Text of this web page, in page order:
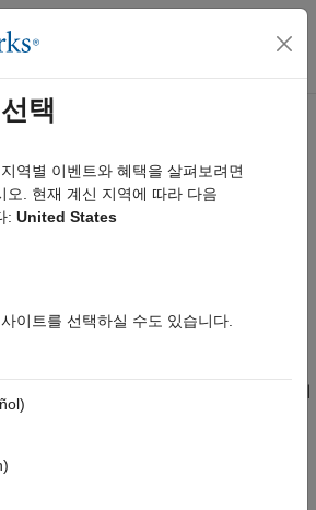
색 메뉴 토글
형으로 사전 만들기
유형의
값을 받는, 항목이 없는
택
역별 이벤트와 혜택을 살펴보려면
오. 현재 계신 지역에 따라 다음
: United States
이트를 선택하실 수도 있습니다.